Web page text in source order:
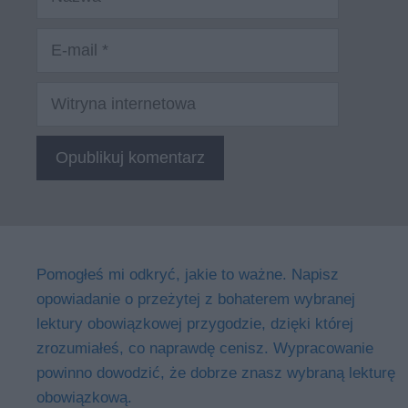
Witryna
Pomogłeś mi odkryć, jakie to ważne. Napisz
opowiadanie o przeżytej z bohaterem wybranej
lektury obowiązkowej przygodzie, dzięki której
zrozumiałeś, co naprawdę cenisz. Wypracowanie
powinno dowodzić, że dobrze znasz wybraną lekturę
obowiązkową.